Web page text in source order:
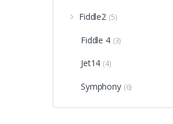
Fiddle2 (5)
Fiddle 4 (3)
Jet14 (4)
Symphony (6)